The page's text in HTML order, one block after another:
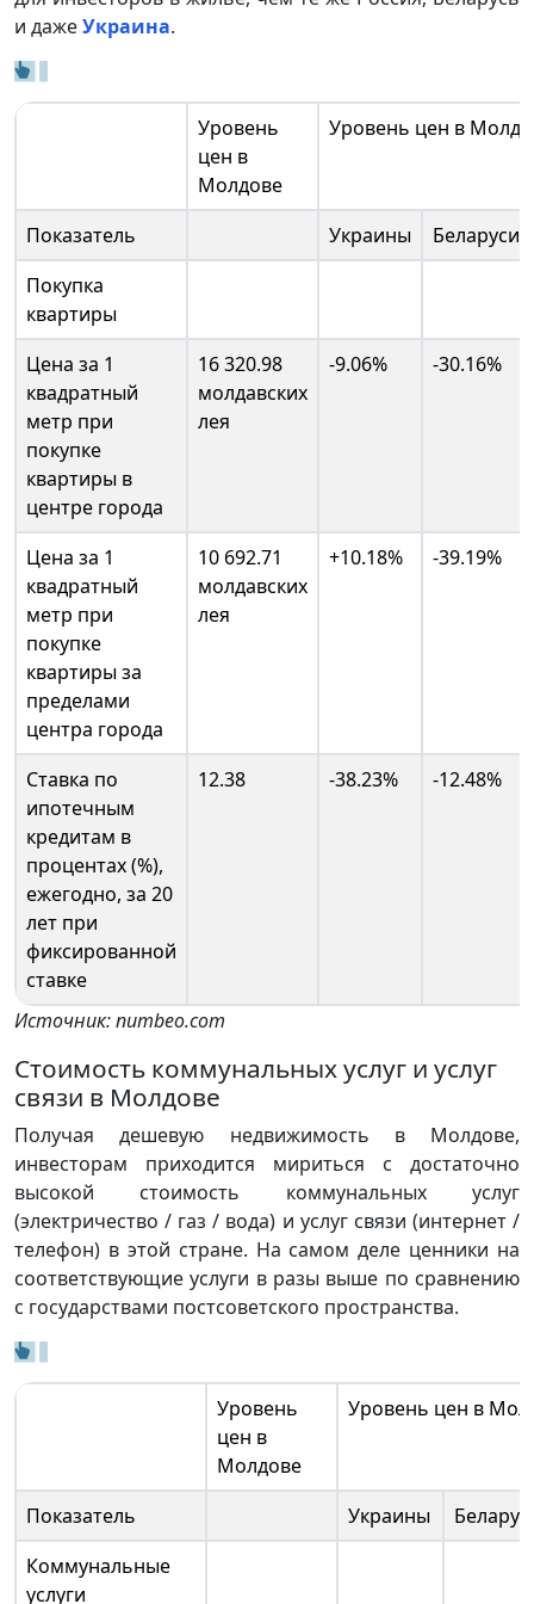
и дажеУкраина.
Уровень
цен в
Молдове
Уровень цен в
Показатель Украины
Беларуси
Покупка
квартиры
Цена за 1
квадратный
метр при
покупке
квартиры в
центре города
16 320.98
молдавских
лея
-9.06% -30.16%
Цена за 1
квадратный
метр при
покупке
квартиры за
пределами
центра города
10 692.71
молдавских
лея
+10.18% -39.19%
Ставка по
ипотечным
кредитам в
процентах (%),
ежегодно, за 20
лет при
фиксированной
ставке
12.38 -38.23% -12.48%
Источник: numbeo.com
Стоимость коммунальных услуг и услуг
связи в Молдове
Получая дешевую недвижимость в Молдове,
инвесторам приходится мириться с достаточно
высокой стоимость коммунальных услуг
(электричество / газ / вода) и услуг связи (интернет /
телефон) в этой стране. На самом деле ценники на
соответствующие услуги в разы выше по сравнению
с государствами постсоветского пространства.
Уровень
цен в
Молдове
Уровень цен в
Показатель Украины
Коммунальные
услуги